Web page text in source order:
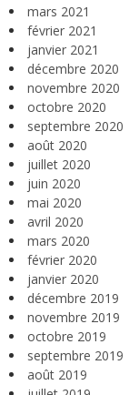
mars 2021
février 2021
janvier 2021
décembre 2020
novembre 2020
octobre 2020
septembre 2020
août 2020
juillet 2020
juin 2020
mai 2020
avril 2020
mars 2020
février 2020
janvier 2020
décembre 2019
novembre 2019
octobre 2019
septembre 2019
août 2019